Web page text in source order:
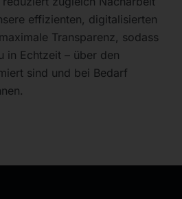
effizienten, digitalisierten
Transparenz, sodass
in Echtzeit – über den
sind und bei Bedarf